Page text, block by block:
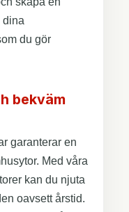
dina
du gör
bekväm
garanterar en
Med våra
kan du njuta
oavsett årstid.